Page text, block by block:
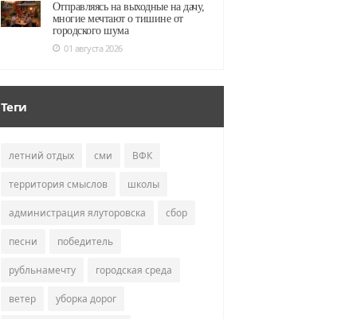
Отправляясь на выходные на дачу,
многие мечтают о тишине от
городского шума
01 августа 2026
Теги
летний отдых сми ВФК
территория смыслов школы
администрация ялуторовска сбор
песни победитель
рубльнамечту городская среда
ветер уборка дорог